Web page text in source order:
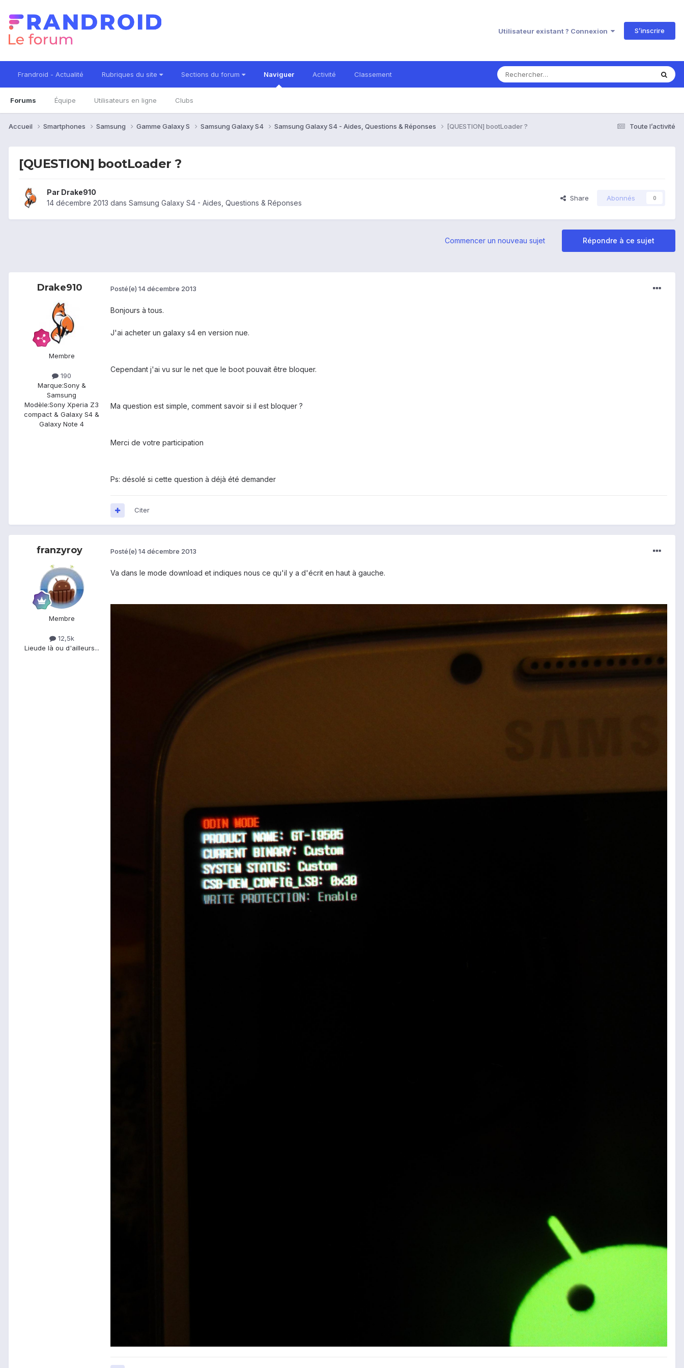
Utilisateur existant ? Connexion S’inscrire
Frandroid - Actualité Rubriques du site Sections du forum Naviguer
Forums Équipe Utilisateurs en ligne Clubs
Activité Classement
Toute l’activité
Accueil Smartphones Samsung Gamme Galaxy S Samsung Galaxy S4 Samsung Galaxy S4 - Aides, Questions & Réponses [QUESTION] bootLoader ?
[QUESTION] bootLoader ?
Par Drake910
14 décembre 2013 dans Samsung Galaxy S4 - Aides, Questions & Réponses
Share Abonnés 0
Répondre à ce sujet
Commencer un nouveau sujet
Drake910
Membre
190
Marque:Sony &
Samsung
Modèle:Sony Xperia Z3
compact & Galaxy S4 &
Galaxy Note 4
Posté(e) 14 décembre 2013
Bonjours à tous.
J'ai acheter un galaxy s4 en version nue.
Cependant j'ai vu sur le net que le boot pouvait être bloquer.
Ma question est simple, comment savoir si il est bloquer ?
Merci de votre participation
Ps: désolé si cette question à déjà été demander
Citer
franzyroy
Membre
12,5k
Lieude là ou d'ailleurs...
Posté(e) 14 décembre 2013
Va dans le mode download et indiques nous ce qu'il y a d'écrit en haut à gauche.